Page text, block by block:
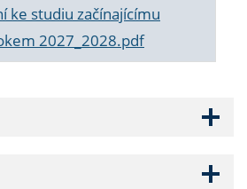
ke studiu začínajícímu
2027_2028.pdf